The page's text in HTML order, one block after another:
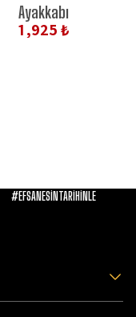
Ayakkabı
1,925 ₺
#EFSANESİNTARİHİNLE